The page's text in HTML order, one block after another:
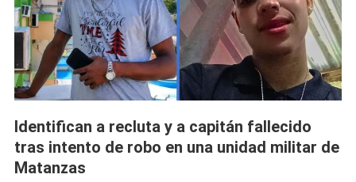
Identifican a recluta y a capitán fallecido
tras intento de robo en una unidad militar de
Matanzas